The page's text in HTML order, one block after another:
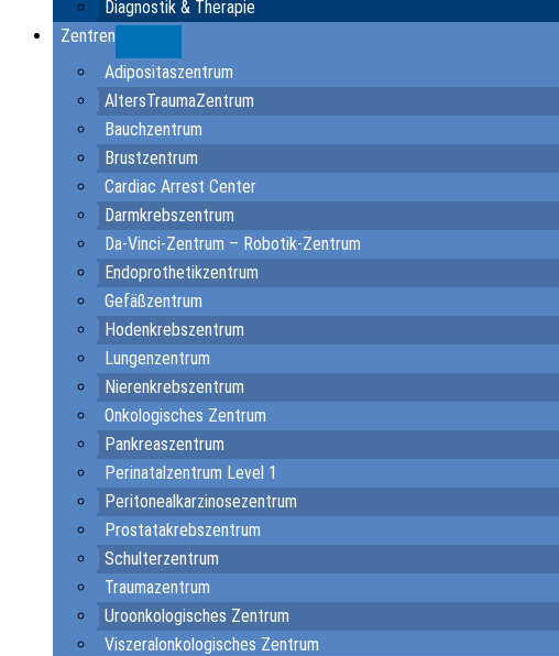
Diagnostik & Therapie
Zentren
Adipositaszentrum
AltersTraumaZentrum
Bauchzentrum
Brustzentrum
Cardiac Arrest Center
Darmkrebszentrum
Da-Vinci-Zentrum – Robotik-Zentrum
Endoprothetikzentrum
Gefäßzentrum
Hodenkrebszentrum
Lungenzentrum
Nierenkrebszentrum
Onkologisches Zentrum
Pankreaszentrum
Perinatalzentrum Level 1
Peritonealkarzinosezentrum
Prostatakrebszentrum
Schulterzentrum
Traumazentrum
Uroonkologisches Zentrum
Viszeralonkologisches Zentrum